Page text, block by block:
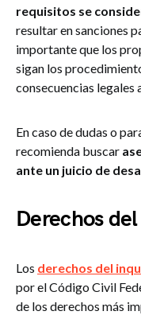
requisitos se
resultar en sanciones
importante que los
sigan los
consecuencias legales
En caso de dudas o
recomienda buscar
ante un juicio de
Derechos
Los derechos del
por el Código Civil
de los derechos más